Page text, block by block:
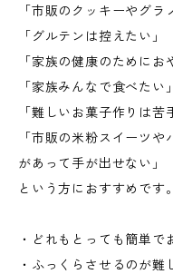
「市販のクッキーやグラ
「グルテンは控えたい」
「家族の健康のためにお
「家族みんなで食べたい」
「難しいお菓子作りは苦
「市販の米粉スイーツ
があって手が出せない」
という方におすすめです。
・どれもとっても簡単
・ふっくらさせるのが